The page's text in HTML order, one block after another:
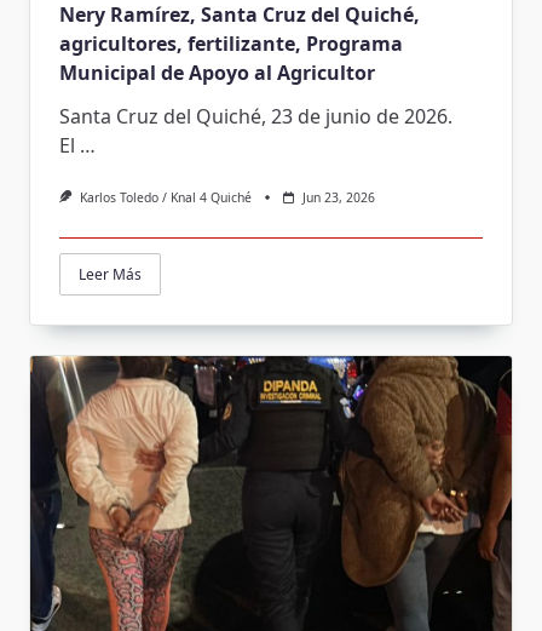
Nery Ramírez, Santa Cruz del Quiché,
agricultores, fertilizante, Programa
Municipal de Apoyo al Agricultor
Santa Cruz del Quiché, 23 de junio de 2026.
El …
Karlos Toledo / Knal 4 Quiché Jun 23, 2026
Leer Más